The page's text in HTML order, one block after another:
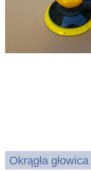
Okrągła